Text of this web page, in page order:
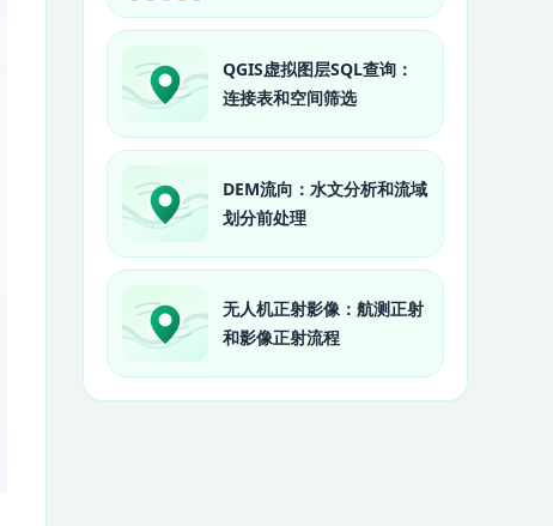
QGIS虚拟图层SQL查询：
连接表和空间筛选
DEM流向：水文分析和流域
划分前处理
无人机正射影像：航测正射
和影像正射流程